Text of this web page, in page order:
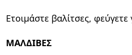
Ετοιμάστε βαλίτσες, φεύγετε
ΜΑΛΔΙΒΕΣ